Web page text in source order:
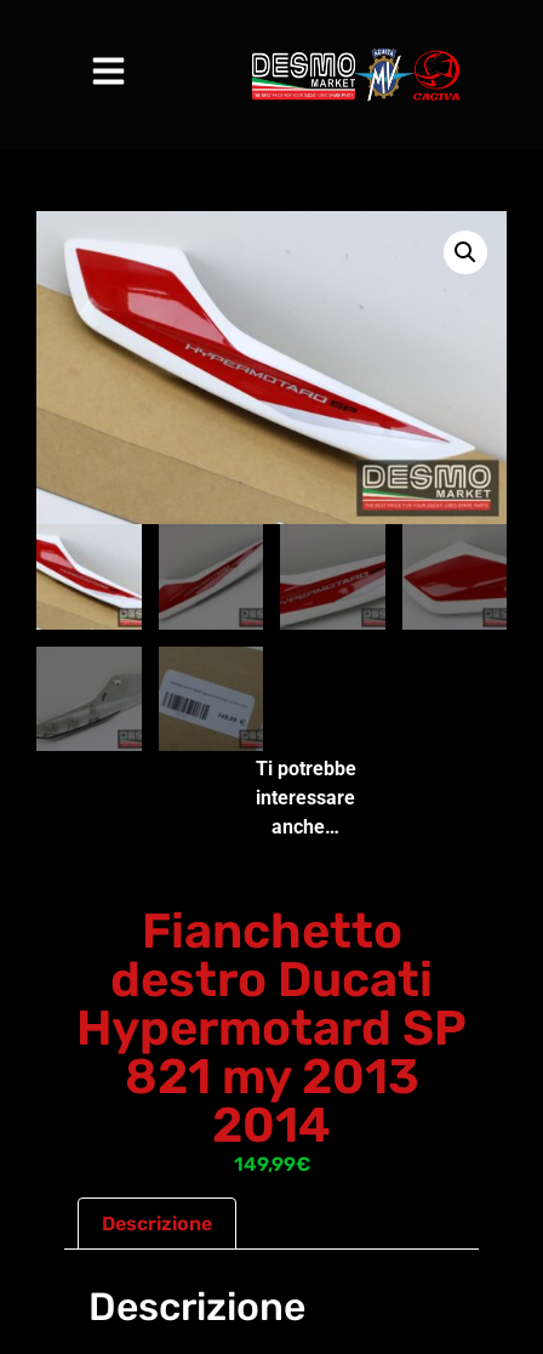
Fianchetto
destro Ducati
Hypermotard SP
821 my 2013
2014
149,99€
Descrizione
Descrizione
Ti potrebbe
interessare
anche…